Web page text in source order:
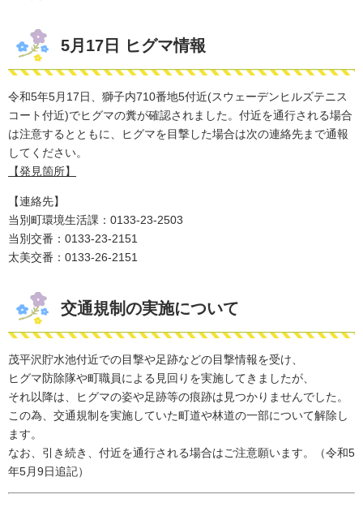
5月17日 ヒグマ情報
令和5年5月17日、獅子内710番地5付近(スウェーデンヒルズテニス
コート付近)でヒグマの糞が確認されました。付近を通行される場合
は注意するとともに、ヒグマを目撃した場合は次の連絡先まで通報
してください。
【発見箇所】
【連絡先】
当別町環境生活課：0133-23-2503
​当別交番：0133-23-2151
太美交番：0133-26-2151
交通規制の実施について
茂平沢貯水池付近での目撃や足跡などの目撃情報を受け、
ヒグマ防除隊や町職員による見回りを実施してきましたが、
それ以降は、ヒグマの姿や足跡等の痕跡は見つかりませんでした。
この為、交通規制を実施していた町道や林道の一部について解除し
ます。
なお、引き続き、付近を通行される場合はご注意願います。（令和5
年5月9日追記）